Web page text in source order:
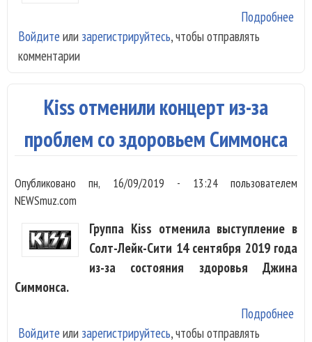
Подробнее
Войдите или зарегистрируйтесь, чтобы отправлять
комментарии
Kiss отменили концерт из-за
проблем со здоровьем Симмонса
Опубликованопн, 16/09/2019 - 13:24пользователем
NEWSmuz.com
Группа Kiss отменила выступление в
Солт-Лейк-Сити 14 сентября 2019 года
из-за состояния здоровья Джина
Симмонса.
Подробнее
Войдите или зарегистрируйтесь, чтобы отправлять